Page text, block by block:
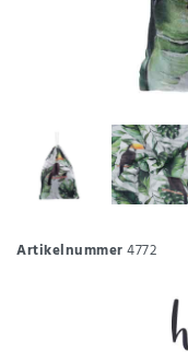
Artikelnummer4772